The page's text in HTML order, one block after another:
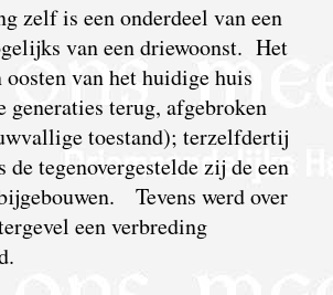
zelf is een onderdeel van een
van een driewoonst. Het
oosten van het huidige huis
generaties terug, afgebroken
toestand); terzelfdertij
de tegenovergestelde zij de een
Tevens werd over
een verbreding